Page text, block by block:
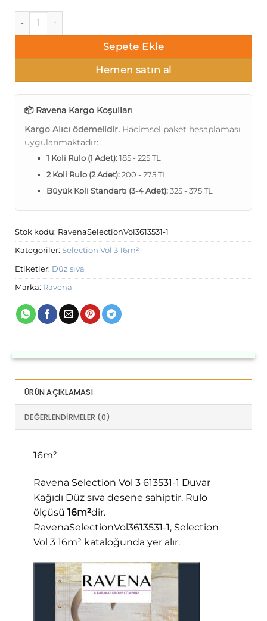
Ravena Selection Vol 3 613531-1 Duvar Kağıdı adet
Sepete Ekle
Hemen satın al
📦 Ravena Kargo Koşulları
Kargo Alıcı ödemelidir. Hacimsel paket hesaplaması
uygulanmaktadır:
1 Koli Rulo (1 Adet):185 - 225 TL
2 Koli Rulo (2 Adet):200 - 275 TL
Büyük Koli Standartı (3-4 Adet):325 - 375 TL
Stok kodu: RavenaSelectionVol3613531-1
Kategoriler: Selection Vol 3 16m²
Etiketler: Düz sıva
Marka: Ravena
ÜRÜN AÇIKLAMASI
DEĞERLENDIRMELER (0)
16m²
Ravena Selection Vol 3 613531-1 Duvar
Kağıdı Düz sıva desene sahiptir. Rulo
ölçüsü 16m²dir.
RavenaSelectionVol3613531-1, Selection
Vol 3 16m² kataloğunda yer alır.